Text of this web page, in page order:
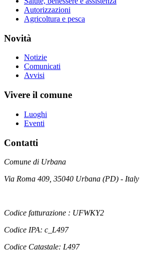
Autorizzazioni
Agricoltura e pesca
Novità
Notizie
Comunicati
Avvisi
Vivere il comune
Luoghi
Eventi
Contatti
Comune di Urbana
Via Roma 409, 35040 Urbana (PD) - Italy
Codice fatturazione : UFWKY2
Codice IPA: c_L497
Codice Catastale: L497